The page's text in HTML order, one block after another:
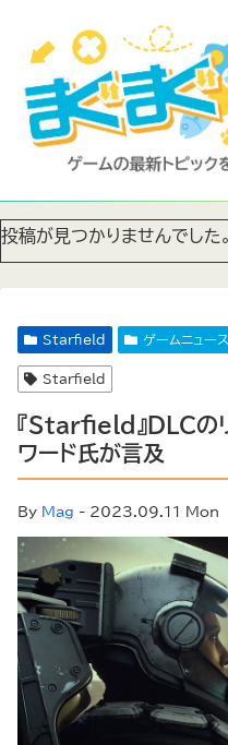
投稿が見つかりませんでした。
Starfield ゲームニュース
Starfield
『Starfield』DLCのリ
ワード氏が言及
By Mag - 2023.09.11 Mon